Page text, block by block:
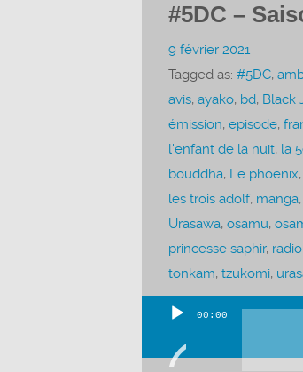
#5DC –
9 février 2021
Tagged as: #5DC,
avis, ayako, bd, Black
émission, episode,
l'enfant de la nuit, la
bouddha, Le phoenix,
les trois adolf, manga,
Urasawa, osamu,
princesse saphir, radio,
tonkam, tzukomi,
Lecteur
audio
00:00